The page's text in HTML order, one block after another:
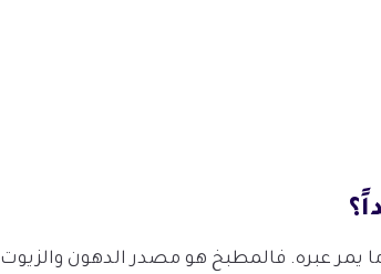
عبره. فالمطبخ هو مصدر الدهون والزيوت